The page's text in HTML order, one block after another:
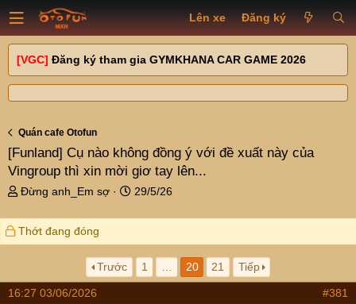
Lên xe Đăng ký
[VGC] Đăng ký tham gia GYMKHANA CAR GAME 2026
Quán cafe Otofun
[Funland] Cụ nào không đồng ý với đề xuất này của
Vingroup thì xin mời giơ tay lên...
T
r
e
s
t
Đừng anh_Em sợ
N
à
i
29/5/26
Thớt đang đóng
Trước 1 20 21 Tiếp
16:27 03/06/2026 #381